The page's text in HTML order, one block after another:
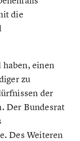
die
haben, einen
zu
der
Der Bundesrat
Des Weiteren